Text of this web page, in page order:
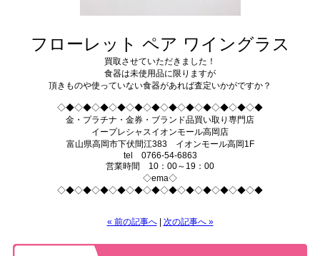
フローレット ペア ワイングラス
買取させていただきました！
食器は未使用品に限りますが
頂きものや使っていない食器があれば査定いかがですか？
◇◆◇◆◇◆◇◆◇◆◇◆◇◆◇◆◇◆◇◆◇◆◇◆
金・プラチナ・金券・ブランド品買い取り専門店
イープレシャスイオンモール高岡店
富山県高岡市下伏間江383 イオンモール高岡1F
tel 0766-54-6863
営業時間 10：00～19：00
◇ema◇
◇◆◇◆◇◆◇◆◇◆◇◆◇◆◇◆◇◆◇◆◇◆◇◆
« 前の記事へ| 次の記事へ »